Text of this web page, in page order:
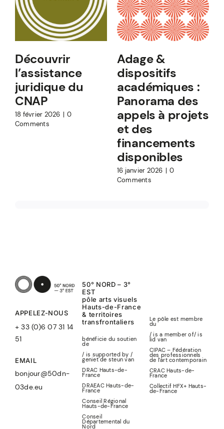
Découvrir
l’assistance
juridique du
CNAP
18 février 2026 | 0
Comments
Adage &
dispositifs
académiques :
Panorama des
appels à projets
et des
financements
disponibles
16 janvier 2026 | 0
Comments
APPELEZ-NOUS
+ 33 (0)6 07 31 14
51
EMAIL
bonjour@50dn-
03de.eu
50° NORD – 3°
EST
pôle arts visuels
Hauts-de-France
& territoires
transfrontaliers
bénéficie du soutien
de
/ is supported by /
geniet de steun van
DRAC Hauts-de-
France
DRAEAC Hauts-de-
France
Conseil Régional
Hauts-de-France
Conseil
Départemental du
Nord
Le pôle est membre
du
/ is a member of/is
lid van
CIPAC – Fédération
des professionnels
de l’art contemporain
CRAC Hauts-de-
France
Collectif HFX+ Hauts-
de-France